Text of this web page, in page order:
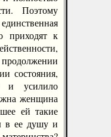
Поэтому
приходят к
состояния,
и усилило
женщина
ей такие
в ее душу и